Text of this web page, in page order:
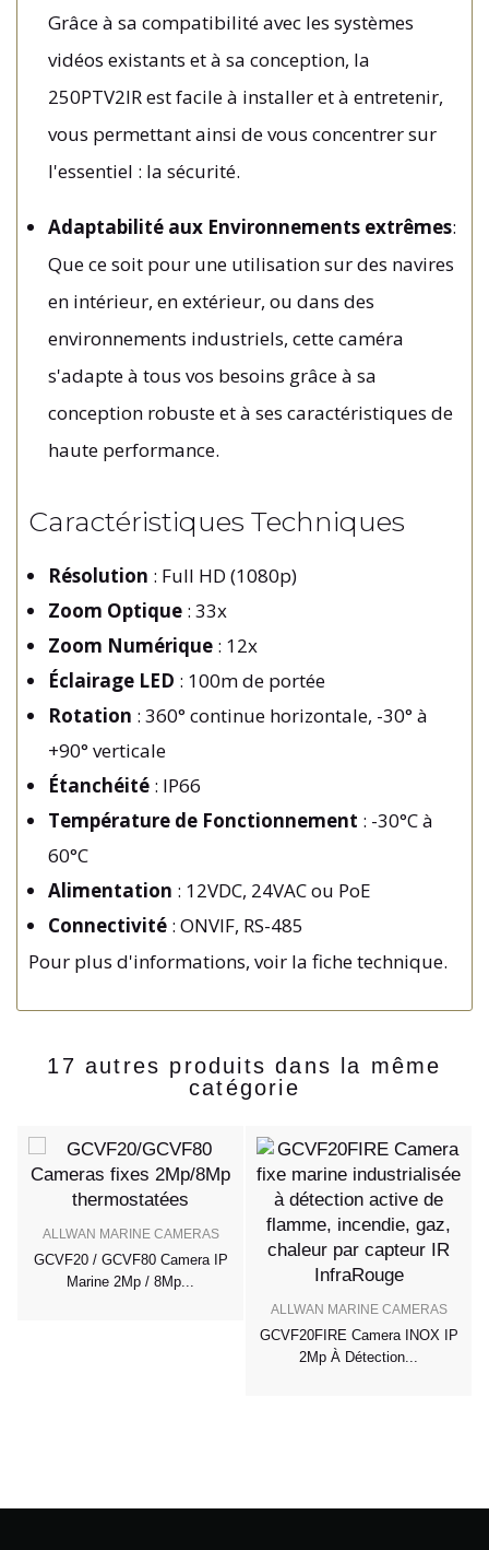
Grâce à sa compatibilité avec les systèmes
vidéos existants et à sa conception, la
250PTV2IR est facile à installer et à entretenir,
vous permettant ainsi de vous concentrer sur
l'essentiel : la sécurité.
Adaptabilité aux Environnements extrêmes:
Que ce soit pour une utilisation sur des navires
en intérieur, en extérieur, ou dans des
environnements industriels, cette caméra
s'adapte à tous vos besoins grâce à sa
conception robuste et à ses caractéristiques de
haute performance.
Caractéristiques Techniques
Résolution : Full HD (1080p)
Zoom Optique : 33x
Zoom Numérique : 12x
Éclairage LED : 100m de portée
Rotation : 360° continue horizontale, -30° à
+90° verticale
Étanchéité : IP66
Température de Fonctionnement : -30°C à
60°C
Alimentation : 12VDC, 24VAC ou PoE
Connectivité : ONVIF, RS-485
Pour plus d'informations, voir la fiche technique.
17 autres produits dans la même
catégorie
ALLWAN MARINE CAMERAS
GCVF20 / GCVF80 Camera IP
Marine 2Mp / 8Mp...
ALLWAN MARINE CAMERAS
GCVF20FIRE Camera INOX IP
2Mp À Détection...